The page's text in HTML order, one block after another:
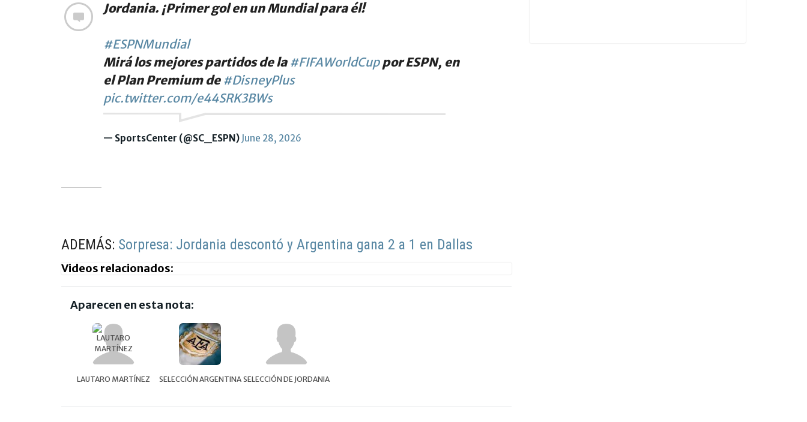
Jordania. ¡Primer gol en un Mundial para él!
#ESPNMundial
Mirá los mejores partidos de la #FIFAWorldCuppor ESPN, en
el Plan Premium de #DisneyPlus
pic.twitter.com/e44SRK3BWs
— SportsCenter (@SC_ESPN) June 28, 2026
ADEMÁS: Sorpresa: Jordania descontó y Argentina gana 2 a 1 en Dallas
Videos relacionados:
Aparecen en esta nota:
LAUTARO MARTÍNEZ SELECCIÓN ARGENTINA SELECCIÓN DE JORDANIA